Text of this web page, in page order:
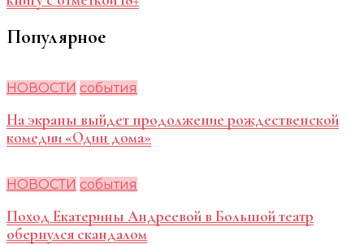
Популярное
НОВОСТИ события
На экраны выйдет продолжение рождественской
комедии «Один дома»
НОВОСТИ события
Поход Екатерины Андреевой в Большой театр
обернулся скандалом